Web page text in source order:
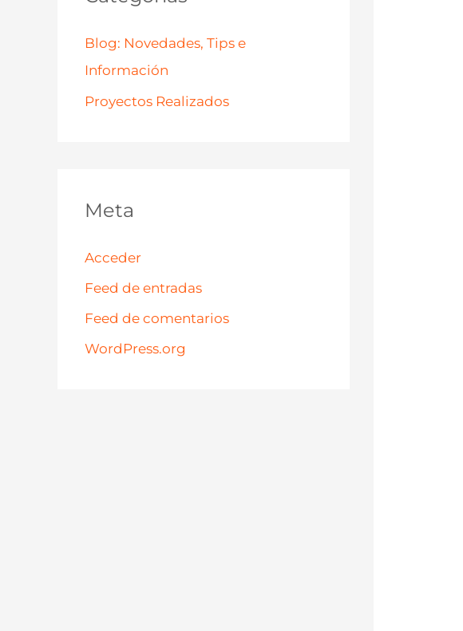
Blog: Novedades, Tips e
Información
Proyectos Realizados
Meta
Acceder
Feed de entradas
Feed de comentarios
WordPress.org